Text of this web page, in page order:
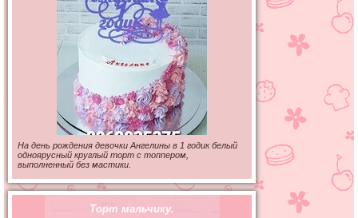
На день рождения девочки Ангелины в 1 годик белый
одноярусный круглый торт с топпером,
выполненный без мастики.
Торт мальчику.